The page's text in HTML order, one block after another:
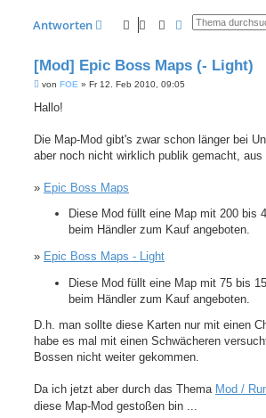
Antworten SucheErweiterte
[Mod] Epic Boss Maps (- Light)
B
i
a
von FOE » Fr 12. Feb 2010, 09:05
Hallo!
Die Map-Mod gibt's zwar schon länger bei
aber noch nicht wirklich publik gemacht, aus
» Epic Boss Maps
Diese Mod füllt eine Map mit 200 bis
beim Händler zum Kauf angeboten.
» Epic Boss Maps - Light
Diese Mod füllt eine Map mit 75 bis
beim Händler zum Kauf angeboten.
D.h. man sollte diese Karten nur mit einen
habe es mal mit einen Schwächeren
Bossen nicht weiter gekommen.
Da ich jetzt aber durch das Thema Mod /
diese Map-Mod gestoßen bin ...